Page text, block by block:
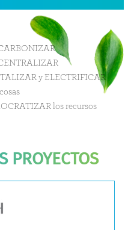
y ELECTRIFICAR
los recursos
PROYECTOS